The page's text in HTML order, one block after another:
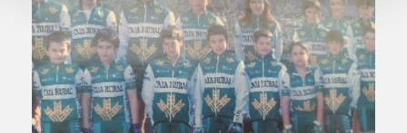
Guk eta gure bazkideek zure datu pertsonalak
prozesatzen ditugu, zure IP zenbakia, besteak beste,
teknologia erabiliz, cookieak adibidez, iragarki eta eduki
pertsonalizatuak eskaintzeko, iragarkiak eta edukia
neurtzeko, jendeari buruzko informazioa biltzeko eta
produktuak garatzeko. Zure datuak nork eta zertarako